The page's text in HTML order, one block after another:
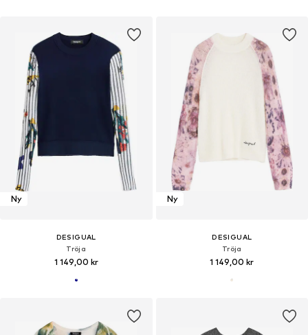
Ny
DESIGUAL
Tröja
1 149,00 kr
Ny
DESIGUAL
Tröja
1 149,00 kr